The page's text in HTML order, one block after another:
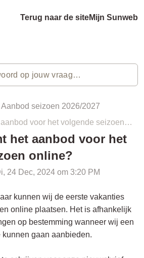
Terug naar de siteMijn Sunweb
Aanbod seizoen 2026/2027
voor het volgende seizoen online?
het aanbod voor het
online?
24 Dec, 2024 om 3:20 PM
kunnen wij de eerste vakanties
online plaatsen. Het is afhankelijk
op bestemming wanneer wij een
gaan aanbieden.